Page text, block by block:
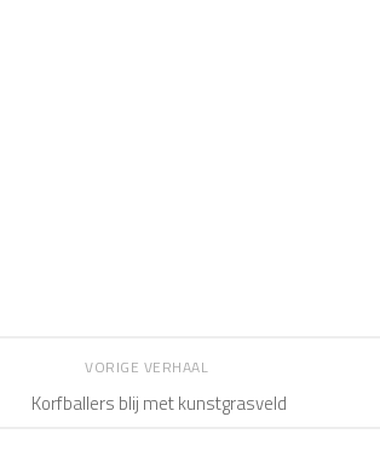
VORIGE VERHAAL
Korfballers blij met kunstgrasveld